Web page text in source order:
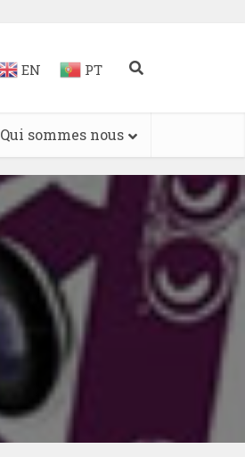
EN PT
Qui sommes nous